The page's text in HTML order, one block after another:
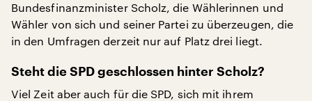
Bundesfinanzminister Scholz, die Wählerinnen und
Wähler von sich und seiner Partei zu überzeugen, die
in den Umfragen derzeit nur auf Platz drei liegt.
Steht die SPD geschlossen hinter Scholz?
Viel Zeit aber auch für die SPD, sich mit ihrem